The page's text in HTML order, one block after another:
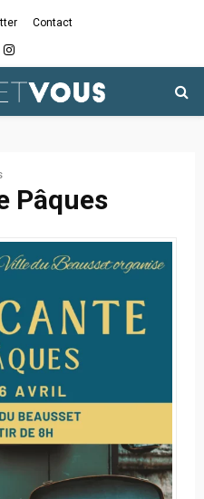
Contact
Instagram
Pâques